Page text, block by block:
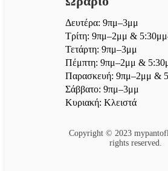
Δευτέρα: 9πμ–3μμ
Τρίτη: 9πμ–2μμ &
Τετάρτη: 9πμ–3μμ
Πέμπτη: 9πμ–2μμ &
Παρασκευή: 9πμ–2μμ &
Σάββατο: 9πμ–3μμ
Κυριακή: Κλειστά
Copyright © 2023
rights reserved.